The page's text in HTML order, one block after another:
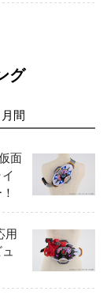
グ
月間
面
用